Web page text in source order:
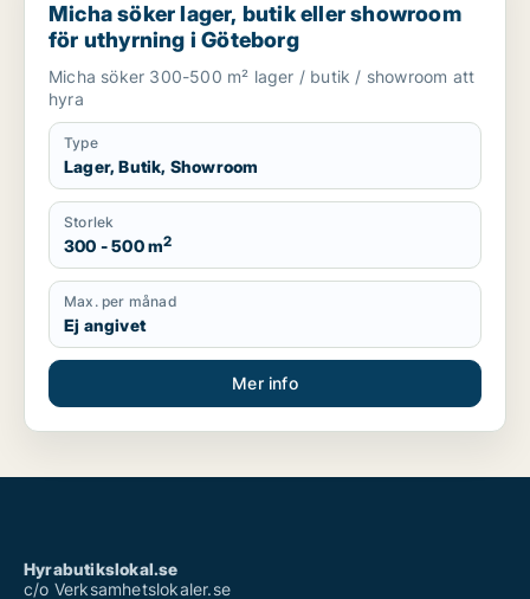
Micha söker lager, butik eller showroom
för uthyrning i Göteborg
Micha söker 300-500 m² lager / butik / showroom att
hyra
Type
Lager, Butik, Showroom
Storlek
300 - 500 m2
Max. per månad
Ej angivet
Mer info
Hyrabutikslokal.se
c/o Verksamhetslokaler.se